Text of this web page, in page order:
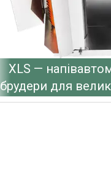
XLS —
брудери для